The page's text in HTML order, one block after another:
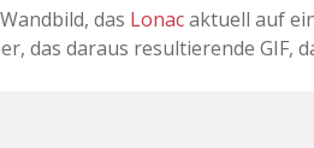
das Lonacaktuell auf
das daraus resultierende GIF,